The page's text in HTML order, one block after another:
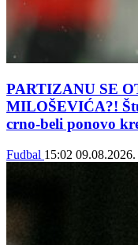
PARTIZANU SE
MILOŠEVIĆA?!
crno-beli ponovo
Fudbal 15:02 09.08.2026.